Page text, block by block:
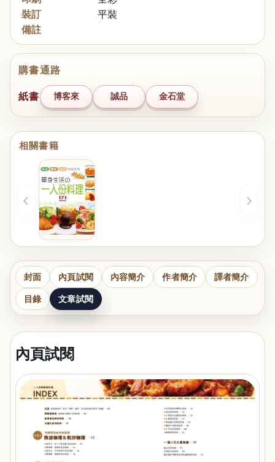
裝訂
平裝
備註
購書通路
紙書 博客來 誠品 金石堂
相關書籍
‹ ›
封面 內頁試閱 內容簡介 作者簡介 譯者簡介
目錄 文章試閱
內頁試閱